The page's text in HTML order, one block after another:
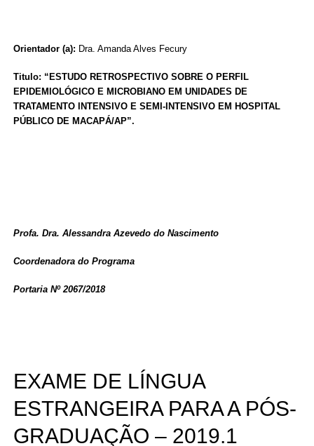
Orientador (a): Dra. Amanda Alves Fecury
Titulo: “ESTUDO RETROSPECTIVO SOBRE O PERFIL
EPIDEMIOLÓGICO E MICROBIANO EM UNIDADES DE
TRATAMENTO INTENSIVO E SEMI-INTENSIVO EM HOSPITAL
PÚBLICO DE MACAPÁ/AP”.
Profa. Dra. Alessandra Azevedo do Nascimento
Coordenadora do Programa
Portaria Nº 2067/2018
EXAME DE LÍNGUA
ESTRANGEIRA PARA A PÓS-
GRADUAÇÃO – 2019.1